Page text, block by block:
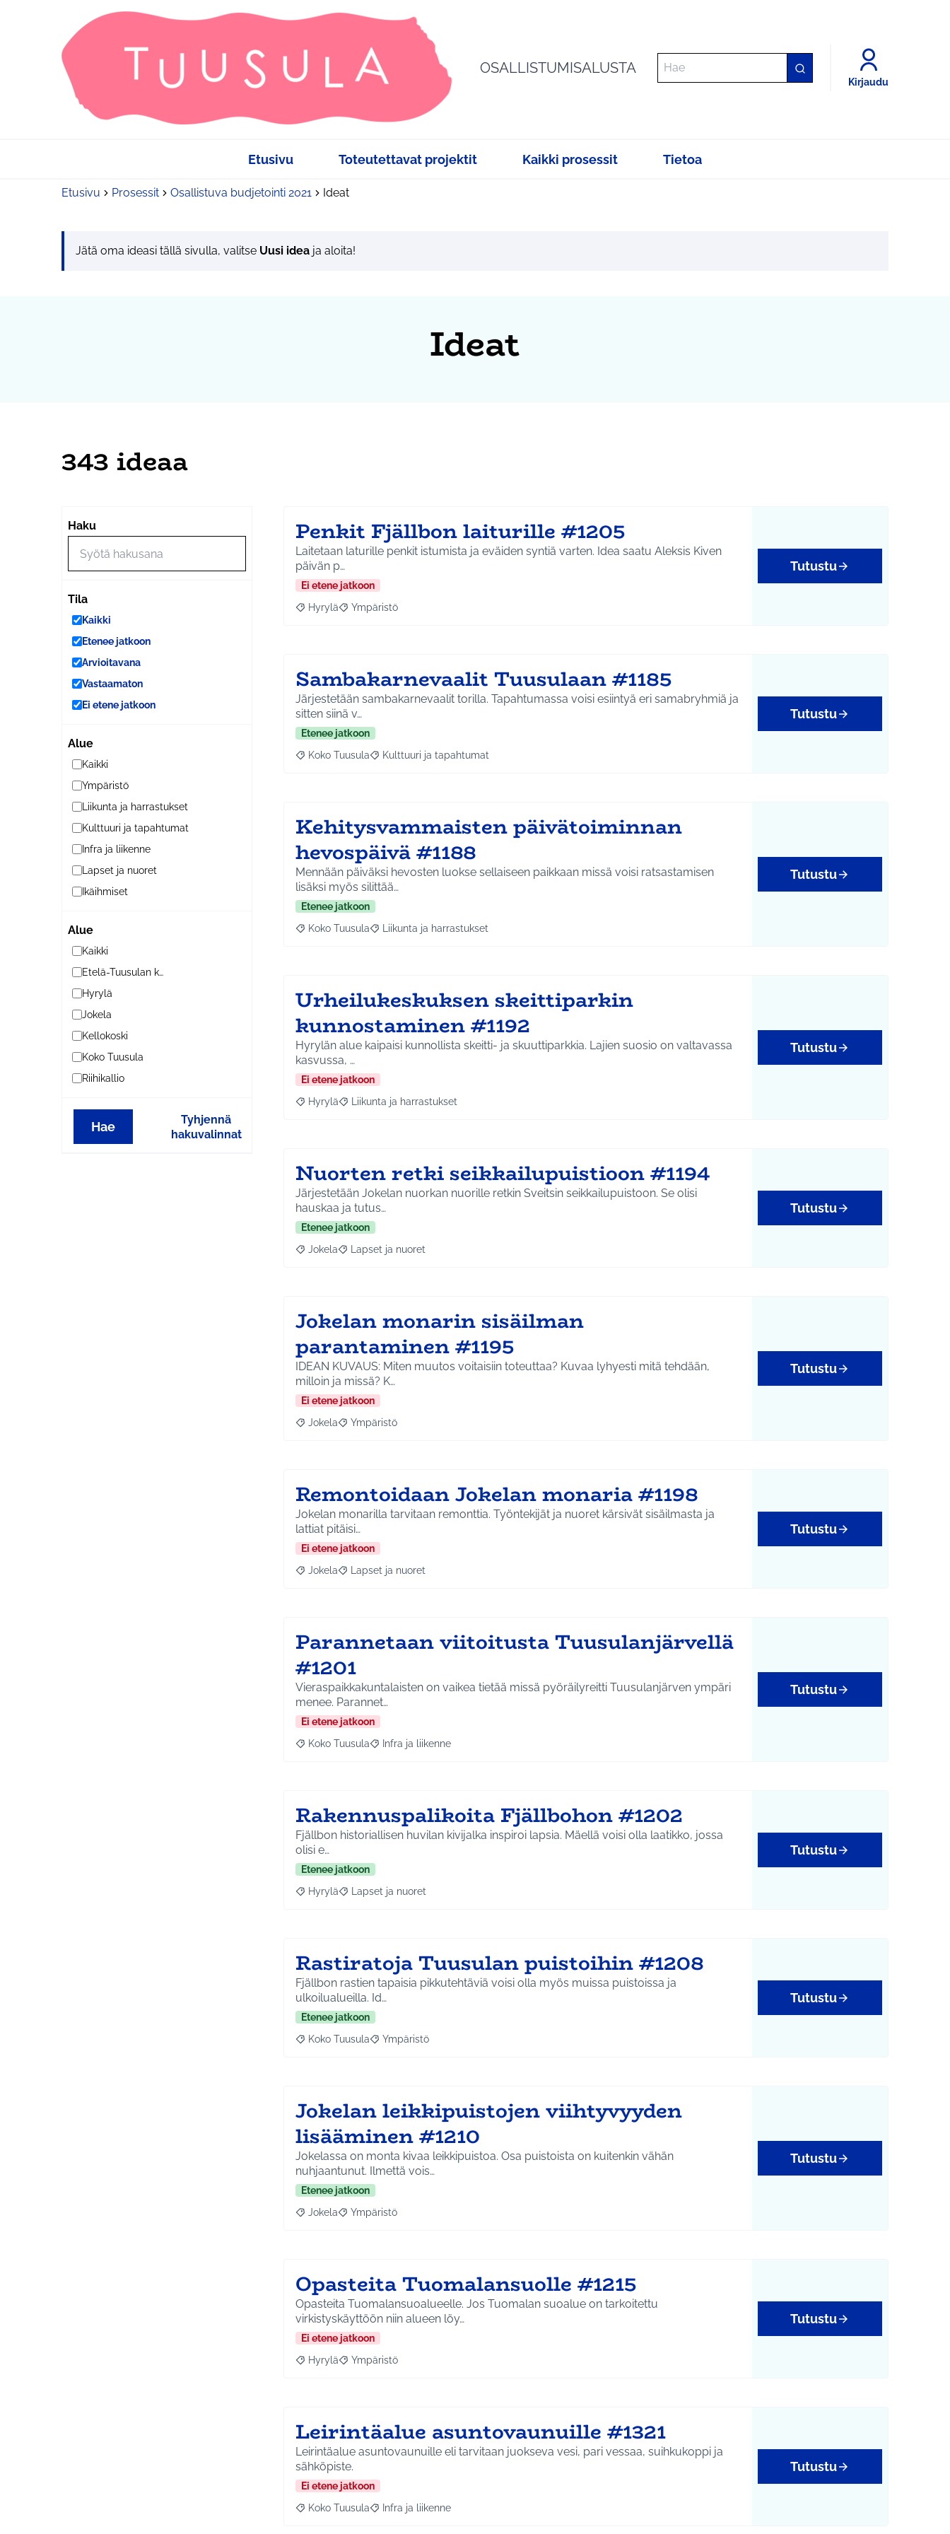
OSALLISTUMISALUSTA
Kirjaudu
Etusivu Toteutettavat projektit Kaikki prosessit Tietoa
Etusivu Prosessit Osallistuva budjetointi 2021 Ideat
Jätä oma ideasi tällä sivulla, valitse Uusi idea ja aloita!
Ideat
343 ideaa
Haku
Tila
Kaikki
Etenee jatkoon
Arvioitavana
Vastaamaton
Ei etene jatkoon
Alue
Kaikki
Ympäristö
Liikunta ja harrastukset
Kulttuuri ja tapahtumat
Infra ja liikenne
Lapset ja nuoret
Ikäihmiset
Alue
Kaikki
Etelä-Tuusulan kylät
Hyrylä
Jokela
Kellokoski
Koko Tuusula
Riihikallio
Hae
Tyhjennä
hakuvalinnat
Penkit Fjällbon laiturille #1205
Laitetaan laturille penkit istumista ja eväiden syntiä varten. Idea saatu Aleksis Kiven
päivän p…
Ei etene jatkoon
Rajaa tulokset aihepiirin mukaan: Hyrylä
Hyrylä Rajaa tulokset teeman mukaan: Ympäristö
Ympäristö
Tutustu
Sambakarnevaalit Tuusulaan #1185
Järjestetään sambakarnevaalit torilla. Tapahtumassa voisi esiintyä eri samabryhmiä ja
sitten siinä v…
Etenee jatkoon
Rajaa tulokset aihepiirin mukaan: Koko Tuusula
Koko Tuusula Rajaa tulokset teeman mukaan: Kulttuuri ja tapahtumat
Kulttuuri ja tapahtumat
Tutustu
Kehitysvammaisten päivätoiminnan
hevospäivä #1188
Mennään päiväksi hevosten luokse sellaiseen paikkaan missä voisi ratsastamisen
lisäksi myös silittää…
Etenee jatkoon
Rajaa tulokset aihepiirin mukaan: Koko Tuusula
Koko Tuusula Rajaa tulokset teeman mukaan: Liikunta ja harrastukset
Liikunta ja harrastukset
Tutustu
Urheilukeskuksen skeittiparkin
kunnostaminen #1192
Hyrylän alue kaipaisi kunnollista skeitti- ja skuuttiparkkia. Lajien suosio on valtavassa
kasvussa, …
Ei etene jatkoon
Rajaa tulokset aihepiirin mukaan: Hyrylä
Hyrylä Rajaa tulokset teeman mukaan: Liikunta ja harrastukset
Liikunta ja harrastukset
Tutustu
Nuorten retki seikkailupuistioon #1194
Järjestetään Jokelan nuorkan nuorille retkin Sveitsin seikkailupuistoon. Se olisi
hauskaa ja tutus…
Etenee jatkoon
Rajaa tulokset aihepiirin mukaan: Jokela
Jokela Rajaa tulokset teeman mukaan: Lapset ja nuoret
Lapset ja nuoret
Tutustu
Jokelan monarin sisäilman
parantaminen #1195
IDEAN KUVAUS: Miten muutos voitaisiin toteuttaa? Kuvaa lyhyesti mitä tehdään,
milloin ja missä? K…
Ei etene jatkoon
Rajaa tulokset aihepiirin mukaan: Jokela
Jokela Rajaa tulokset teeman mukaan: Ympäristö
Ympäristö
Tutustu
Remontoidaan Jokelan monaria #1198
Jokelan monarilla tarvitaan remonttia. Työntekijät ja nuoret kärsivät sisäilmasta ja
lattiat pitäisi…
Ei etene jatkoon
Rajaa tulokset aihepiirin mukaan: Jokela
Jokela Rajaa tulokset teeman mukaan: Lapset ja nuoret
Lapset ja nuoret
Tutustu
Parannetaan viitoitusta Tuusulanjärvellä
#1201
Vieraspaikkakuntalaisten on vaikea tietää missä pyöräilyreitti Tuusulanjärven ympäri
menee. Parannet…
Ei etene jatkoon
Rajaa tulokset aihepiirin mukaan: Koko Tuusula
Koko Tuusula Rajaa tulokset teeman mukaan: Infra ja liikenne
Infra ja liikenne
Tutustu
Rakennuspalikoita Fjällbohon #1202
Fjällbon historiallisen huvilan kivijalka inspiroi lapsia. Mäellä voisi olla laatikko, jossa
olisi e…
Etenee jatkoon
Rajaa tulokset aihepiirin mukaan: Hyrylä
Hyrylä Rajaa tulokset teeman mukaan: Lapset ja nuoret
Lapset ja nuoret
Tutustu
Rastiratoja Tuusulan puistoihin #1208
Fjällbon rastien tapaisia pikkutehtäviä voisi olla myös muissa puistoissa ja
ulkoilualueilla. Id…
Etenee jatkoon
Rajaa tulokset aihepiirin mukaan: Koko Tuusula
Koko Tuusula Rajaa tulokset teeman mukaan: Ympäristö
Ympäristö
Tutustu
Jokelan leikkipuistojen viihtyvyyden
lisääminen #1210
Jokelassa on monta kivaa leikkipuistoa. Osa puistoista on kuitenkin vähän
nuhjaantunut. Ilmettä vois…
Etenee jatkoon
Rajaa tulokset aihepiirin mukaan: Jokela
Jokela Rajaa tulokset teeman mukaan: Ympäristö
Ympäristö
Tutustu
Opasteita Tuomalansuolle #1215
Opasteita Tuomalansuoalueelle. Jos Tuomalan suoalue on tarkoitettu
virkistyskäyttöön niin alueen löy…
Ei etene jatkoon
Rajaa tulokset aihepiirin mukaan: Hyrylä
Hyrylä Rajaa tulokset teeman mukaan: Ympäristö
Ympäristö
Tutustu
Leirintäalue asuntovaunuille #1321
Leirintäalue asuntovaunuille eli tarvitaan juokseva vesi, pari vessaa, suihkukoppi ja
sähköpiste.
Ei etene jatkoon
Rajaa tulokset aihepiirin mukaan: Koko Tuusula
Koko Tuusula Rajaa tulokset teeman mukaan: Infra ja liikenne
Infra ja liikenne
Tutustu